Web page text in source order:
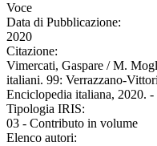
Voce
Data di Pubblicazione:
2020
Citazione:
Vimercati, Gaspare / M.
italiani. 99: Verrazzano-
Enciclopedia italiana, 2020.
Tipologia IRIS:
03 - Contributo in volume
Elenco autori: